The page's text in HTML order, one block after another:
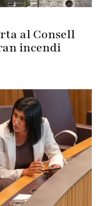
al Consell
incendi